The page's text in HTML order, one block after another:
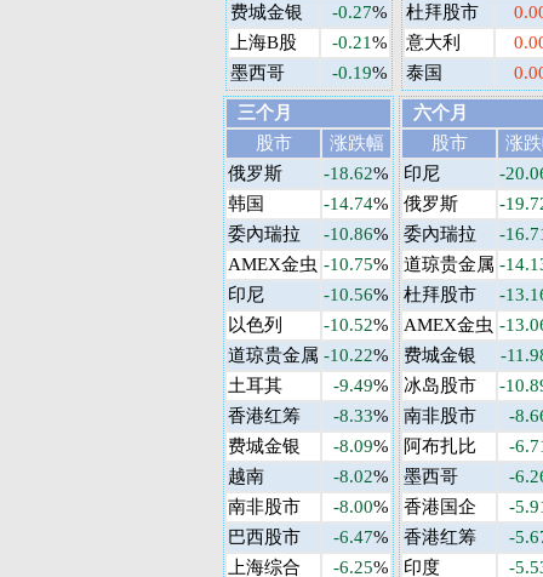
费城金银
-0.27%
上海B股
-0.21%
墨西哥
-0.19%
杜拜股市
意大利
泰国
三个月
股市
涨跌幅
俄罗斯
-18.62%
韩国
-14.74%
委內瑞拉
-10.86%
AMEX金虫 -10.75%
印尼
-10.56%
以色列
-10.52%
道琼贵金属 -10.22%
土耳其
-9.49%
香港红筹
-8.33%
费城金银
-8.09%
越南
-8.02%
南非股市
-8.00%
巴西股市
-6.47%
上海综合
-6.25%
六个月
股市
涨
印尼
-
俄罗斯
-
委內瑞拉
-
道琼贵金属 -
杜拜股市
-
AMEX金虫 -
费城金银
-
冰岛股市
-
南非股市
-
阿布扎比
-
墨西哥
-
香港国企
-
香港红筹
-
印度
-